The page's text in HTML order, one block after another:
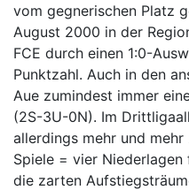
vom gegnerischen Platz
August 2000 in der
FCE durch einen 1:0-
Punktzahl. Auch in den
Aue zumindest immer
(2S-3U-0N). Im
allerdings mehr und
Spiele = vier
die zarten